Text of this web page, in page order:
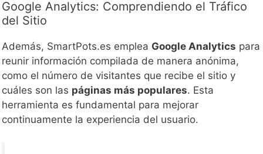
Google Analytics: Comprendiendo el Tráfico
del Sitio
Además, SmartPots.es emplea Google Analytics para
reunir información compilada de manera anónima,
como el número de visitantes que recibe el sitio y
cuáles son las páginas más populares. Esta
herramienta es fundamental para mejorar
continuamente la experiencia del usuario.